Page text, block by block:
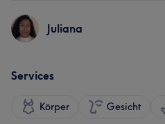
Juliana
Services
Körper Gesicht